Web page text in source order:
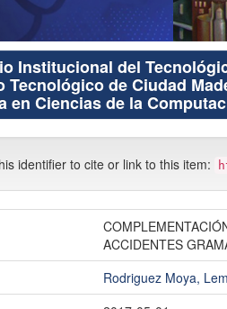
Institucional del
Tecnológico de Ciudad
en Ciencias de la
identifier to cite or link to this item:
ACCIDENTES
Rodriguez Moya,